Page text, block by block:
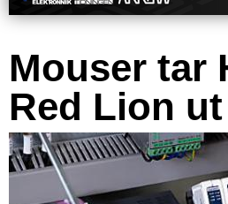
Mouser tar
Red Lion